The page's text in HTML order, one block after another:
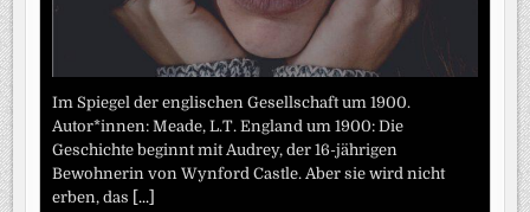
Im Spiegel der englischen Gesellschaft um 1900.
Autor*innen: Meade, L.T. England um 1900: Die
Geschichte beginnt mit Audrey, der 16-jährigen
Bewohnerin von Wynford Castle. Aber sie wird nicht
erben, das [...]